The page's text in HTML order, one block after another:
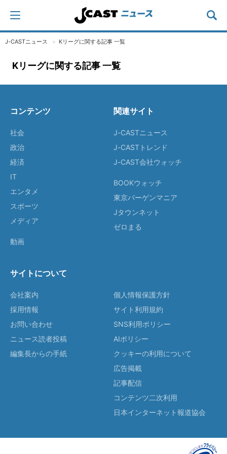
J-CASTニュース Kリーグに関する記事 一覧
Kリーグに関する記事 一覧
コンテンツ
社会
政治
経済
IT
エンタメ
スポーツ
メディア
動画
関連サイト
J-CASTニュース
J-CASTトレンド
J-CAST会社ウォッチ
BOOKウォッチ
東京バーゲンマニア
Jタウンネット
ゼロまる
サイトについて
会社案内
採用情報
お問い合わせ
ニュース読者投稿
編集長からの手紙
個人情報保護方針
サイト利用規約
SNS利用ポリシー
AIポリシー
クッキーの利用について
広告掲載
記事配信
コンテンツ二次利用
日本インターネット報道協会